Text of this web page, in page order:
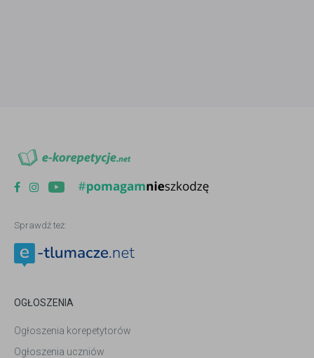
Sprawdź też:
OGŁOSZENIA
Ogłoszenia korepetytorów
Ogłoszenia uczniów